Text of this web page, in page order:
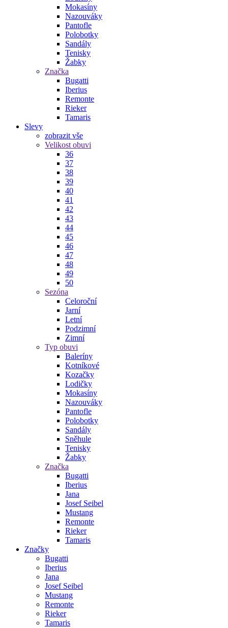
Mokasíny
Nazouváky
Pantofle
Polobotky
Sandály
Tenisky
Žabky
Značka
Bugatti
Iberius
Remonte
Rieker
Tamaris
Slevy
zobrazit vše
Velikost obuvi
36
37
38
39
40
41
42
43
44
45
46
47
48
49
50
Sezóna
Celoroční
Jarní
Letní
Podzimní
Zimní
Typ obuvi
Baleríny
Kotníkové
Kozačky
Lodičky
Mokasíny
Nazouváky
Pantofle
Polobotky
Sandály
Sněhule
Tenisky
Žabky
Značka
Bugatti
Iberius
Jana
Josef Seibel
Mustang
Remonte
Rieker
Tamaris
Značky
Bugatti
Iberius
Jana
Josef Seibel
Mustang
Remonte
Rieker
Tamaris